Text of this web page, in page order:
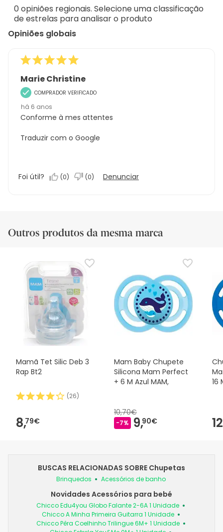
análise
0 opiniões regionais. Selecione uma classificação
de estrelas para analisar o produto
Opiniões globais
Marie Christine
COMPRADOR VERIFICADO
há 6 anos
Conforme à mes attentes
Traduzir com o Google
Foi útil? (0) (0) Denunciar
Outros produtos da mesma marca
Mamã Tet Silic Deb 3
Rap Bt2
(26)
8,79€
Mam Baby Chupete
Silicona Mam Perfect
+ 6 M Azul MAM,
10,70€
-7% 9,90€
16
BUSCAS RELACIONADAS SOBRE Chupetas
Brinquedos Acessórios de banho
Novidades Acessórios para bebé
Chicco Edu4you Globo Falante 2-6A 1 Unidade
Chicco A Minha Primeira Guitarra 1 Unidade
Chicco Pêra Coelhinho Trilingue 6M+ 1 Unidade